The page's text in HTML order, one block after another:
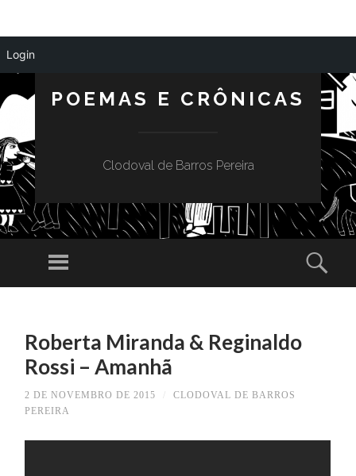
POEMAS E CRÔNICAS
Clodoval de Barros Pereira
Menu
CONTENT
Roberta Miranda & Reginaldo
Rossi – Amanhã
2 DE NOVEMBRO DE 2015
CLODOVAL DE BARROS
PEREIRA
Login